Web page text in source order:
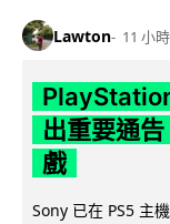
Lawton 11 小時
出重要通
戲
Sony 已在 PS5 主